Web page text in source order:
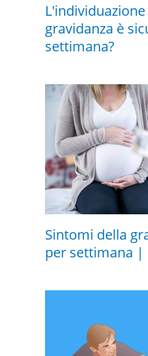
gravidanza è
settimana?
Sintomi della
per settimana